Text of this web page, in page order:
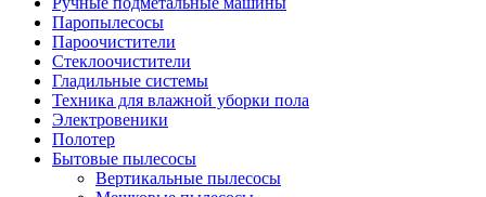
Паропылесосы
Пароочистители
Стеклоочистители
Гладильные системы
Техника для влажной уборки пола
Электровеники
Полотер
Бытовые пылесосы
Вертикальные пылесосы